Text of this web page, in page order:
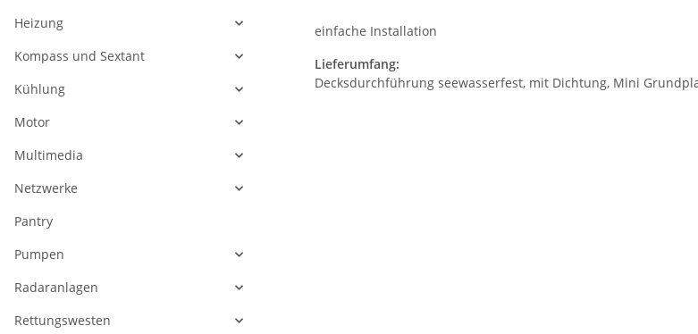
einfache Installation
Lieferumfang:
Decksdurchführung seewasserfest, mit Dichtung, Mini
Heizung
Kompass und Sextant
Kühlung
Motor
Multimedia
Netzwerke
Pantry
Pumpen
Radaranlagen
Rettungswesten